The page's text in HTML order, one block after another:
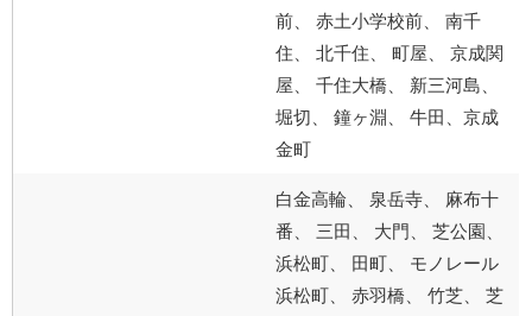
前、 赤土小学校前、 南千
住、 北千住、 町屋、 京成関
屋、 千住大橋、 新三河島、
堀切、 鐘ヶ淵、 牛田、京成
金町
白金高輪、 泉岳寺、 麻布十
番、 三田、 大門、 芝公園、
浜松町、 田町、 モノレール
浜松町、 赤羽橋、 竹芝、 芝